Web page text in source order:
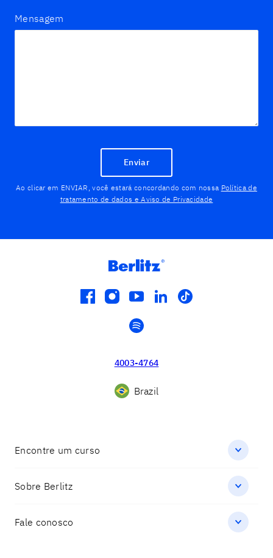
Mensagem
Enviar
Ao clicar em ENVIAR, você estará concordando com nossa Política de
tratamento de dados e Aviso de Privacidade
facebook
instagram
youtube
linkedin
tiktok
spotify
4003-4764
Brazil
Encontre um curso
Sobre Berlitz
Fale conosco